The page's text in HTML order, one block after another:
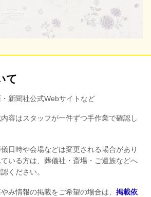
て
新聞社公式Webサイトなど
容はスタッフが一件ずつ手作業で確認し
日時や会場などは変更される場合があり
いる方は、葬儀社・斎場・ご遺族などへ
ください。
み情報の掲載をご希望の場合は、 掲載依